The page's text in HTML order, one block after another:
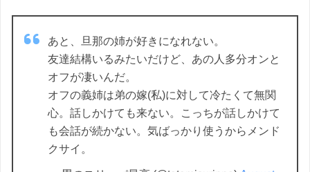
あと、旦那の姉が好きになれない。
友達結構いるみたいだけど、あの人多分オンと
オフが凄いんだ。
オフの義姉は弟の嫁(私)に対して冷たくて無関
心。話しかけても来ない。こっちが話しかけて
も会話が続かない。気ばっかり使うからメンド
クサイ。